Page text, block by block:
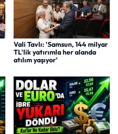
Vali Tavlı: 'Samsun, 144 milyar
TL'lik yatırımla her alanda
atılım yaşıyor'